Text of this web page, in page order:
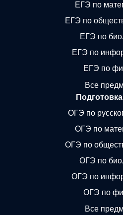
ЕГЭ по
ЕГЭ по
ЕГЭ по
ЕГЭ по
ЕГЭ по
Все
ОГЭ по
ОГЭ по
ОГЭ по
ОГЭ по
ОГЭ по
ОГЭ по
Все